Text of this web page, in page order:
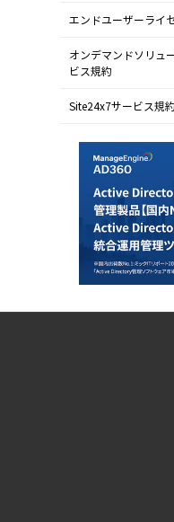
エンドユーザーライ
オンデマンドソリュ
ビス規約
Site24x7サービス規約